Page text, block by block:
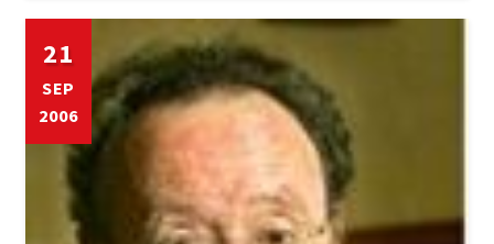
21
SEP
2006